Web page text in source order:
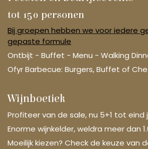
tot 150 personen
Bij groepen hebben we voor iedere
gepaste formule
Ontbijt - Buffet - Menu - Walking
Ofyr Barbecue: Burgers, Buffet of
Wijnboetiek
Profiteer van de sale, nu 5+1 tot eind
Enorme wijnkelder, weldra meer dan
Moeilijk kiezen? Check de keuze van